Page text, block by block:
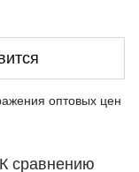
оптовых цен
К сравнению